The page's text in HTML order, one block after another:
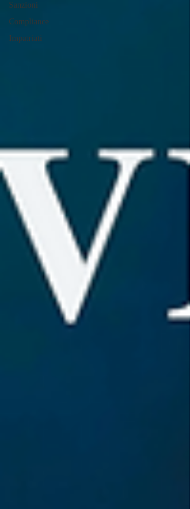
Sanzioni
Compliance
Impatriati